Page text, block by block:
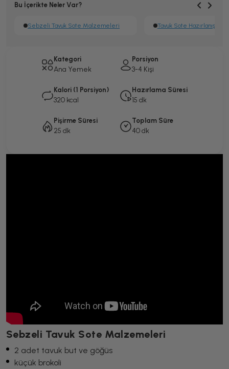
Bu İçerikte Neler Var?
Sebzeli Tavuk Sote Malzemeleri Tavuk Sote Hazırlanışı
Kategori
Ana Yemek
Porsiyon
3-4 Kişi
Kalori (1 Porsiyon)
320 kcal
Hazırlama Süresi
15 dk
Pişirme Süresi
25 dk
Toplam Süre
40 dk
Sebzeli Tavuk Sote Malzemeleri
2 adet tavuk but ve göğüs
küçük brokoli